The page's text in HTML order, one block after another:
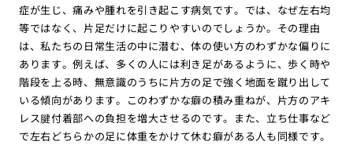
症が生じ、痛みや腫れを引き起こす病気です。では、なぜ左右均
等ではなく、片足だけに起こりやすいのでしょうか。その理由
は、私たちの日常生活の中に潜む、体の使い方のわずかな偏りに
あります。例えば、多くの人には利き足があるように、歩く時や
階段を上る時、無意識のうちに片方の足で強く地面を蹴り出して
いる傾向があります。このわずかな癖の積み重ねが、片方のアキ
レス腱付着部への負担を増大させるのです。また、立ち仕事など
で左右どちらかの足に体重をかけて休む癖がある人も同様です。